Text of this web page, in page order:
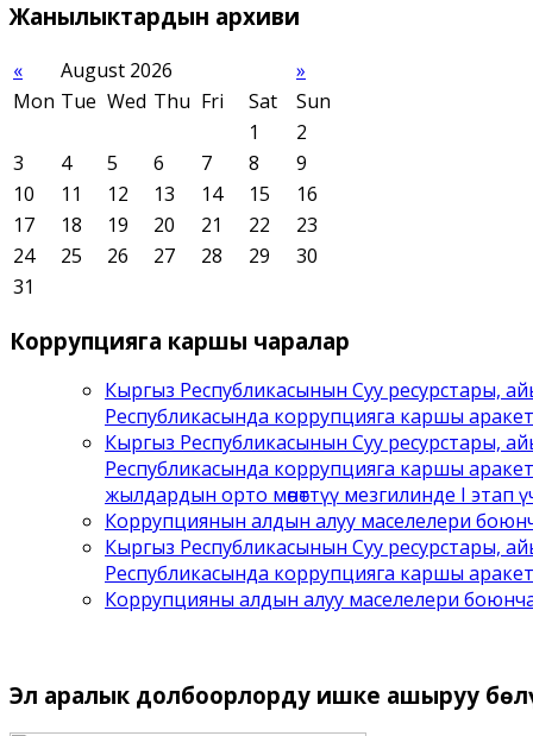
Жанылыктардын архиви
« August 2026
»
Mon Tue Wed Thu Fri Sat
Sun
1
2
3
4 5 6 7 8
9
10
11 12 13 14 15
16
17
18 19 20 21 22
23
24
25 26 27 28 29
30
31
Коррупцияга каршы чаралар
Кыргыз Республикасынын Суу ресурстары,
Республикасында коррупцияга каршы
Кыргыз Республикасынын Суу ресурстары,
Республикасында коррупцияга каршы
жылдардын орто мөөнөттүү мезгилинде I этап
Коррупциянын алдын алуу маселелери
Кыргыз Республикасынын Суу ресурстары,
Республикасында коррупцияга каршы
Коррупцияны алдын алуу маселелери боюнча
Эл аралык долбоорлорду ишке ашыруу